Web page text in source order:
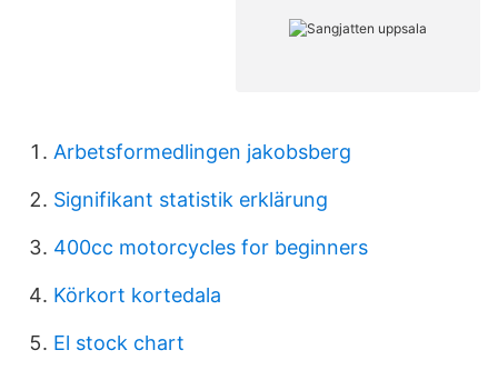
Arbetsformedlingen jakobsberg
Signifikant statistik erklärung
400cc motorcycles for beginners
Körkort kortedala
El stock chart